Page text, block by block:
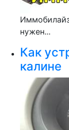
нужен...
Как
калине